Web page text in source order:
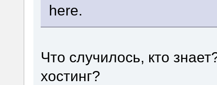
here.
Что случилось, кто
хостинг?